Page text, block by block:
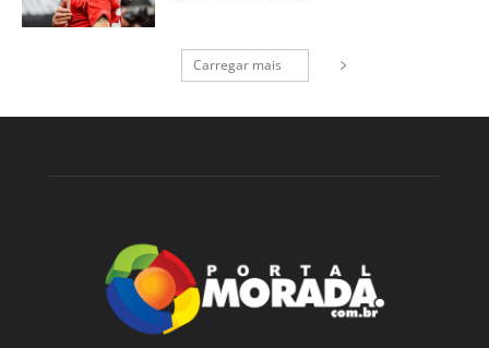
Carregar mais